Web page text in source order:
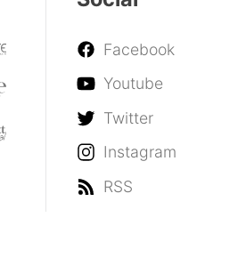
Facebook
Youtube
Twitter
Instagram
RSS